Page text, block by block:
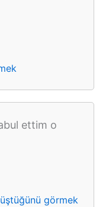
ettim o
görmek